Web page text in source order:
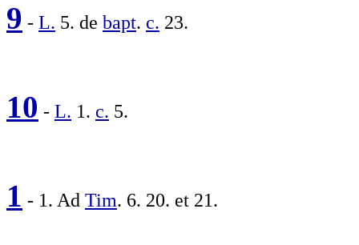
9 - L. 5. de bapt. c. 23.
10 - L. 1. c. 5.
1 - 1. Ad Tim. 6. 20. et 21.